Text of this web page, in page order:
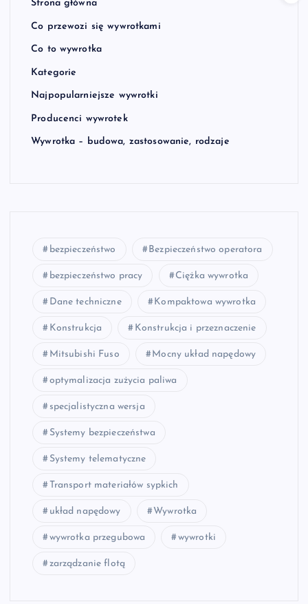
Strona główna
Co przewozi się wywrotkami
Co to wywrotka
Kategorie
Najpopularniejsze wywrotki
Producenci wywrotek
Wywrotka – budowa, zastosowanie, rodzaje
bezpieczeństwo Bezpieczeństwo operatora
bezpieczeństwo pracy Ciężka wywrotka
Dane techniczne Kompaktowa wywrotka
Konstrukcja Konstrukcja i przeznaczenie
Mitsubishi Fuso Mocny układ napędowy
optymalizacja zużycia paliwa
specjalistyczna wersja
Systemy bezpieczeństwa
Systemy telematyczne
Transport materiałów sypkich
układ napędowy Wywrotka
wywrotka przegubowa wywrotki
zarządzanie flotą